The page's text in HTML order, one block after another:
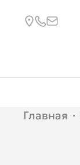
Главная ·